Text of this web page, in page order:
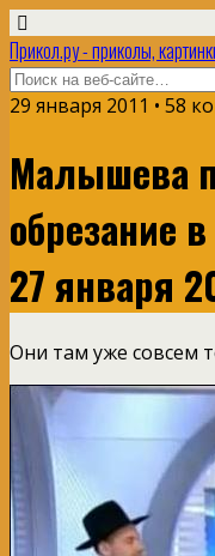
Прикол.ру - приколы,
29 января 2011 • 58
Малышева
обрезание
27 января
Они там уже совсем